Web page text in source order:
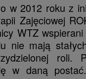
w 2012 roku z
Zajęciowej
WTZ
nie mają
roli.
w daną